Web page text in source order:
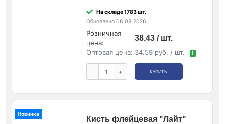
На складе 1783 шт.
Обновлено 08.08.2026
Розничная
цена:
38.43 / шт.
Оптовая цена: 34.59 руб. / шт. !
- + КУПИТЬ
Новинка
Кисть флейцевая "Лайт"